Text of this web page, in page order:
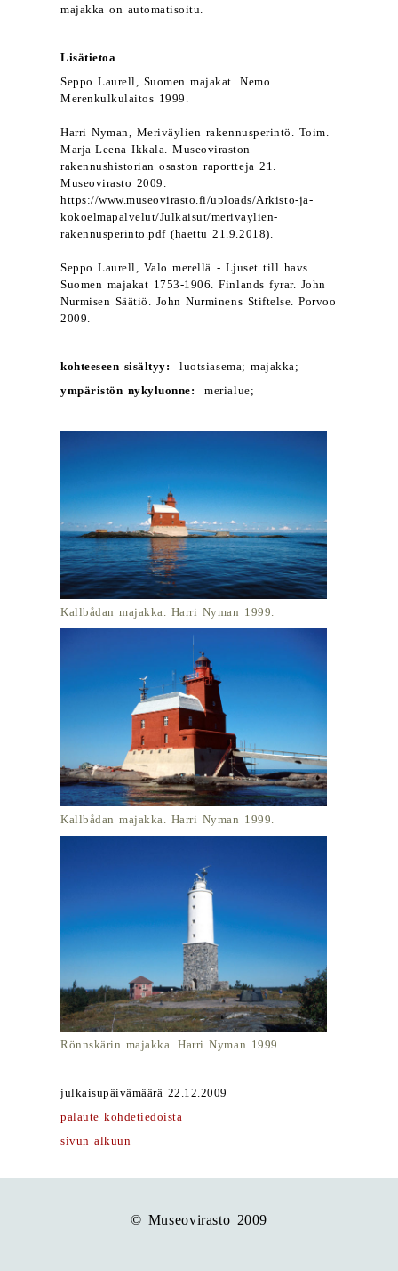
majakka on automatisoitu.
Lisätietoa
Seppo Laurell, Suomen majakat. Nemo.
Merenkulkulaitos 1999.
Harri Nyman, Meriväylien rakennusperintö. Toim.
Marja-Leena Ikkala. Museoviraston
rakennushistorian osaston raportteja 21.
Museovirasto 2009.
https://www.museovirasto.fi/uploads/Arkisto-ja-
kokoelmapalvelut/Julkaisut/merivaylien-
rakennusperinto.pdf (haettu 21.9.2018).
Seppo Laurell, Valo merellä - Ljuset till havs.
Suomen majakat 1753-1906. Finlands fyrar. John
Nurmisen Säätiö. John Nurminens Stiftelse. Porvoo
2009.
kohteeseen sisältyy: luotsiasema; majakka;
ympäristön nykyluonne: merialue;
Kallbådan majakka. Harri Nyman 1999.
Kallbådan majakka. Harri Nyman 1999.
Rönnskärin majakka. Harri Nyman 1999.
julkaisupäivämäärä 22.12.2009
palaute kohdetiedoista
sivun alkuun
© Museovirasto 2009